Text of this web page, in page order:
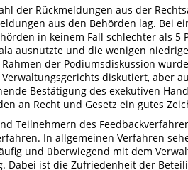
der Rückmeldungen aus der
aus den Behörden lag. Bei
in keinem Fall schlechter als 5
ausnutzte und die wenigen
der Podiumsdiskussion
diskutiert, aber
Bestätigung des exekutiven
an Recht und Gesetz ein gutes
Teilnehmern des
In allgemeinen Verfahren
und überwiegend mit dem
Dabei ist die Zufriedenheit der